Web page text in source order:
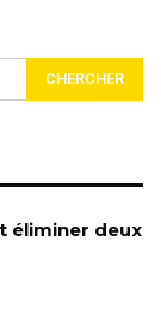
éliminer deux